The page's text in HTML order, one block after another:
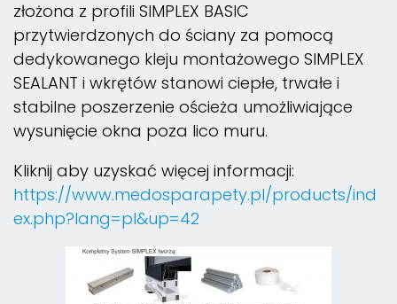
złożona z profili SIMPLEX BASIC
przytwierdzonych do ściany za pomocą
dedykowanego kleju montażowego SIMPLEX
SEALANT i wkrętów stanowi ciepłe, trwałe i
stabilne poszerzenie ościeża umożliwiające
wysunięcie okna poza lico muru.
Kliknij aby uzyskać więcej informacji:
https://www.medosparapety.pl/products/ind
ex.php?lang=pl&up=42